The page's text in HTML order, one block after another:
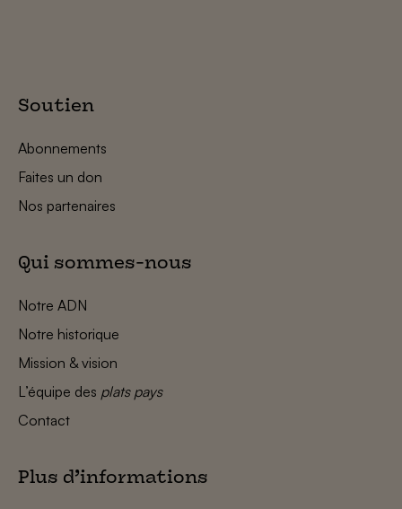
Soutien
Abonnements
Faites un don
Nos partenaires
Qui sommes-nous
Notre ADN
Notre historique
Mission & vision
L’équipe des plats pays
Contact
Plus d’informations